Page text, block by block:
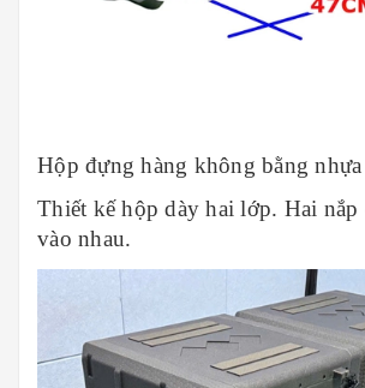
Hộp đựng hàng không bằng nhựa
Thiết kế hộp dày hai lớp. Hai nắp
vào nhau.